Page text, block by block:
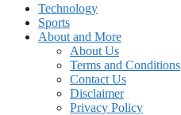
Technology
Sports
About and More
About Us
Terms and Conditions
Contact Us
Disclaimer
Privacy Policy